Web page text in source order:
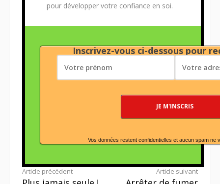
pour développer votre confiance en soi.
Inscrivez-vous ci-dessous pour
Vos données restent confidentielles et aucun spam ne
Lire
Article précédent Article suivant